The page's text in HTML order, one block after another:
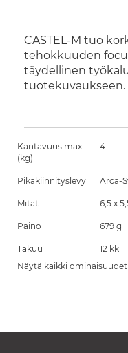
CASTEL-M tuo
tehokkuuden
täydellinen
tuotekuvaukseen.
Kantavuus max.
(kg)
4
Pikakiinnityslevy Arca-
Mitat 6,5 x
Paino 679 g
Takuu
12 kk
Näytä kaikki ominaisuudet